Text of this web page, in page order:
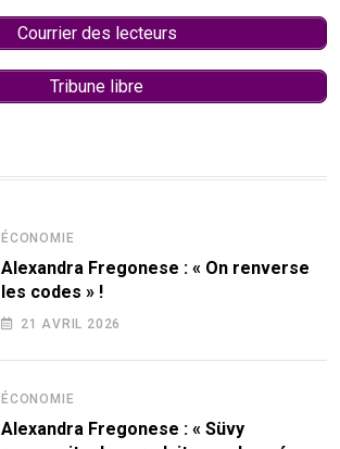
Courrier des lecteurs
Tribune libre
ÉCONOMIE
Alexandra Fregonese : « On renverse
les codes » !
21 AVRIL 2026
ÉCONOMIE
Alexandra Fregonese : « Süvy